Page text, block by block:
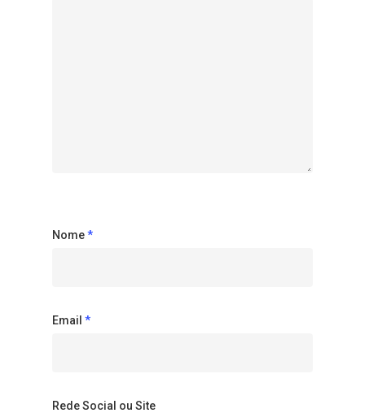
Nome*
Email *
Rede Social ou Site